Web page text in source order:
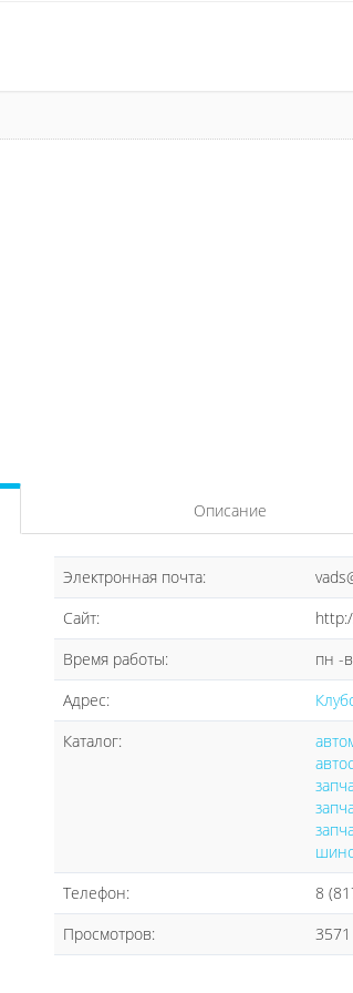
Описание
Электронная почта:
Сайт:
Время работы:
пн -
Адрес:
Каталог:
Телефон:
8
Просмотров:
3571